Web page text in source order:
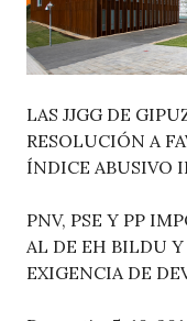
LAS JJGG DE
RESOLUCIÓN A
ÍNDICE ABUSIVO
PNV, PSE Y PP
AL DE EH BILDU
EXIGENCIA DE